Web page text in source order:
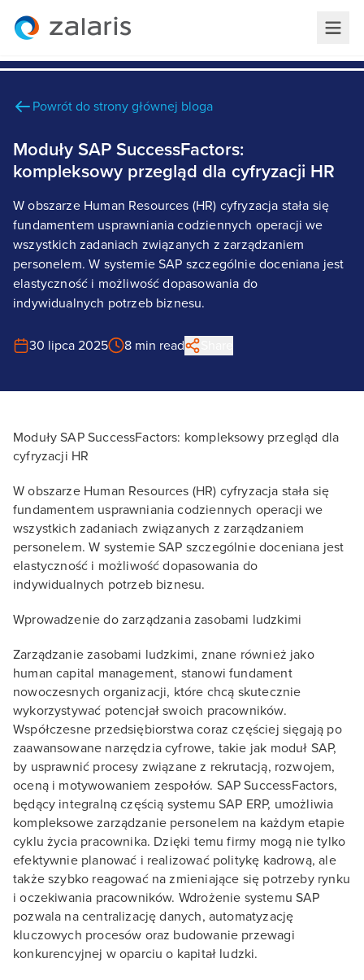
Powrót do strony głównej bloga
Moduły SAP SuccessFactors:
kompleksowy przegląd dla cyfryzacji HR
W obszarze Human Resources (HR) cyfryzacja stała się
fundamentem usprawniania codziennych operacji we
wszystkich zadaniach związanych z zarządzaniem
personelem. W systemie SAP szczególnie doceniana jest
elastyczność i możliwość dopasowania do
indywidualnych potrzeb biznesu.
30 lipca 2025 8 min read
Moduły SAP SuccessFactors: kompleksowy przegląd dla
cyfryzacji HR
W obszarze Human Resources (HR) cyfryzacja stała się
fundamentem usprawniania codziennych operacji we
wszystkich zadaniach związanych z zarządzaniem
personelem. W systemie SAP szczególnie doceniana jest
elastyczność i możliwość dopasowania do
indywidualnych potrzeb biznesu.
Wprowadzenie do zarządzania zasobami ludzkimi
Zarządzanie zasobami ludzkimi, znane również jako
human capital management, stanowi fundament
nowoczesnych organizacji, które chcą skutecznie
wykorzystywać potencjał swoich pracowników.
Współczesne przedsiębiorstwa coraz częściej sięgają po
zaawansowane narzędzia cyfrowe, takie jak moduł SAP,
by usprawnić procesy związane z rekrutacją, rozwojem,
oceną i motywowaniem zespołów. SAP SuccessFactors,
będący integralną częścią systemu SAP ERP, umożliwia
kompleksowe zarządzanie personelem na każdym etapie
cyklu życia pracownika. Dzięki temu firmy mogą nie tylko
efektywnie planować i realizować politykę kadrową, ale
także szybko reagować na zmieniające się potrzeby rynku
i oczekiwania pracowników. Wdrożenie systemu SAP
pozwala na centralizację danych, automatyzację
kluczowych procesów oraz budowanie przewagi
konkurencyjnej w oparciu o kapitał ludzki.